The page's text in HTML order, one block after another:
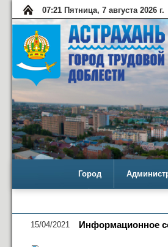
07:21 Пятница, 7 августа 2026 г.
Город
15/04/2021 Информационное